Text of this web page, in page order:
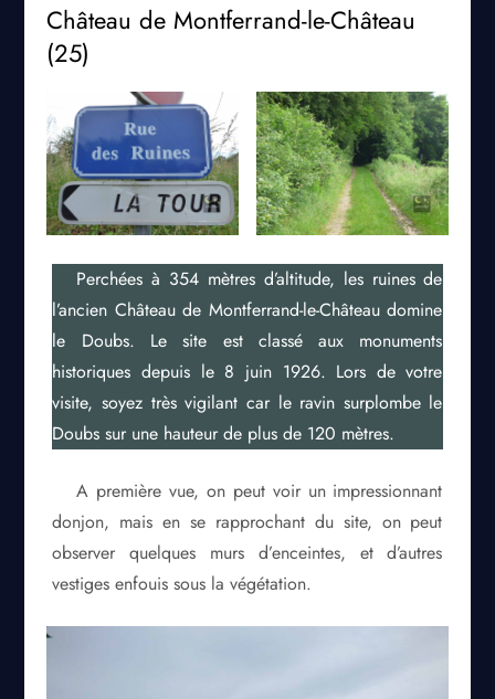
Château de Montferrand-le-Château
(25)
Perchées à 354 mètres d’altitude, les ruines de
l’ancien Château de Montferrand-le-Château domine
le Doubs. Le site est classé aux monuments
historiques depuis le 8 juin 1926. Lors de votre
visite, soyez très vigilant car le ravin surplombe le
Doubs sur une hauteur de plus de 120 mètres.
A première vue, on peut voir un impressionnant
donjon, mais en se rapprochant du site, on peut
observer quelques murs d’enceintes, et d’autres
vestiges enfouis sous la végétation.